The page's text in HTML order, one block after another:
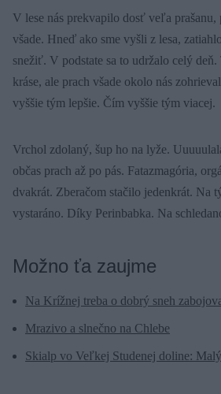
V lese nás prekvapilo dosť veľa prašanu,
všade. Hneď ako sme vyšli z lesa,
snežiť. V podstate sa to udržalo celý deň.
kráse, ale prach všade okolo nás
vyššie tým lepšie. Čím vyššie tým viacej.
Vrchol zdolaný, šup ho na lyže.
občas prach až po pás. Fatazmagória,
dvakrát. Zberačom stačilo jedenkrát. Na
vystaráno. Díky Perinbabka. Na
Možno ťa zaujme
Na Krížnej treba o dobrý sneh
Mrazivo a slnečno na Chlebe
Skialp vo Veľkej Studenej doline: